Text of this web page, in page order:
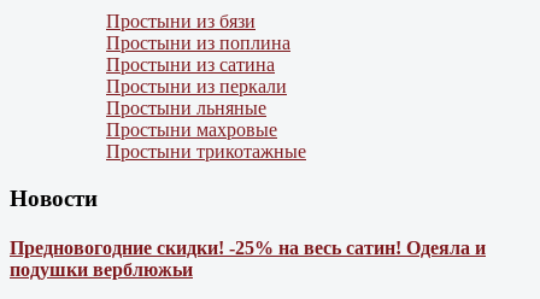
Простыни из бязи
Простыни из поплина
Простыни из сатина
Простыни из перкали
Простыни льняные
Простыни махровые
Простыни трикотажные
Новости
Предновогодние скидки! -25% на весь сатин! Одеяла и
подушки верблюжьи